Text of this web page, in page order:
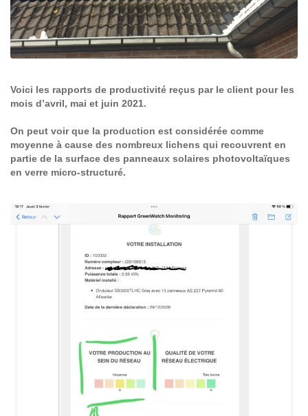
Voici les rapports de productivité reçus par le client pour les
mois d’avril, mai et juin 2021.
On peut voir que la production est considérée comme
moyenne à cause des nombreux lichens qui recouvrent en
partie de la surface des panneaux solaires photovoltaïques
en verre micro-structuré.